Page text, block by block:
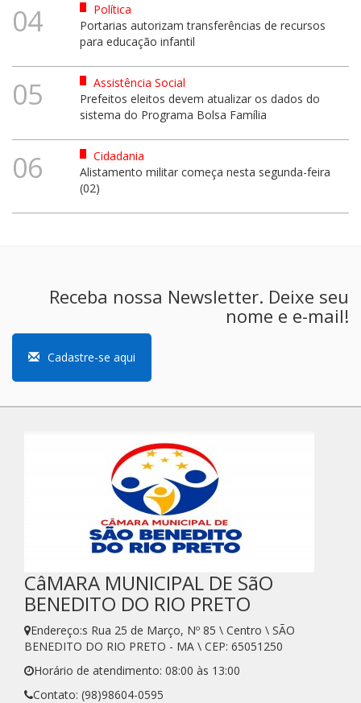
04
Política
Portarias autorizam transferências de recursos
para educação infantil
05
Assistência Social
Prefeitos eleitos devem atualizar os dados do
sistema do Programa Bolsa Família
06
Cidadania
Alistamento militar começa nesta segunda-feira
(02)
Receba nossa Newsletter. Deixe seu
nome e e-mail!
Cadastre-se aqui
CâMARA MUNICIPAL DE SãO
BENEDITO DO RIO PRETO
Endereço:s Rua 25 de Março, Nº 85 \ Centro \ SÃO
BENEDITO DO RIO PRETO - MA \ CEP: 65051250
Horário de atendimento: 08:00 às 13:00
Contato: (98)98604-0595